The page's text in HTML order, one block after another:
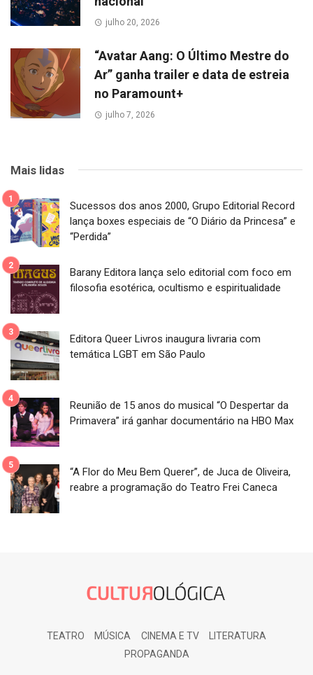
julho 20, 2026
“Avatar Aang: O Último Mestre do
Ar” ganha trailer e data de estreia
no Paramount+
julho 7, 2026
Mais lidas
Sucessos dos anos 2000, Grupo Editorial Record
lança boxes especiais de “O Diário da Princesa” e
“Perdida”
Barany Editora lança selo editorial com foco em
filosofia esotérica, ocultismo e espiritualidade
Editora Queer Livros inaugura livraria com
temática LGBT em São Paulo
Reunião de 15 anos do musical “O Despertar da
Primavera” irá ganhar documentário na HBO Max
“A Flor do Meu Bem Querer”, de Juca de Oliveira,
reabre a programação do Teatro Frei Caneca
TEATRO MÚSICA CINEMA E TV
LITERATURA
PROPAGANDA